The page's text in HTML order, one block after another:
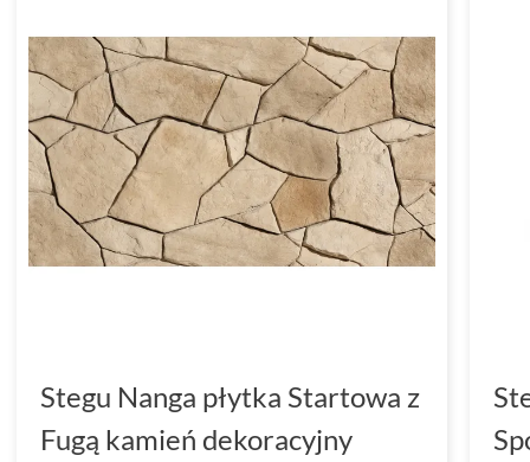
Stegu Nanga płytka Startowa z
Fugą kamień dekoracyjny